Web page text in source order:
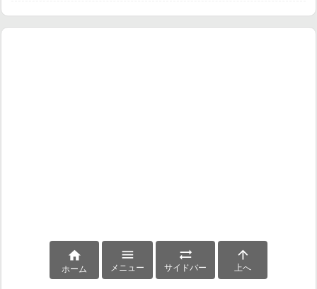

ホーム

メニュー

サイドバー

上へ